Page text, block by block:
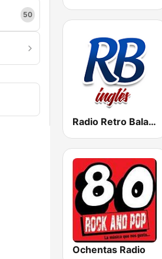
50
Radio Retro Baladas en Inglés
Ochentas Radio